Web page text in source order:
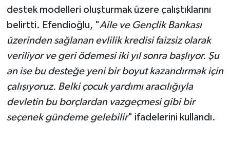
destek modelleri oluşturmak üzere çalıştıklarını
belirtti. Efendioğlu, "Aile ve Gençlik Bankası
üzerinden sağlanan evlilik kredisi faizsiz olarak
veriliyor ve geri ödemesi iki yıl sonra başlıyor. Şu
an ise bu desteğe yeni bir boyut kazandırmak için
çalışıyoruz. Belki çocuk yardımı aracılığıyla
devletin bu borçlardan vazgeçmesi gibi bir
seçenek gündeme gelebilir" ifadelerini kullandı.